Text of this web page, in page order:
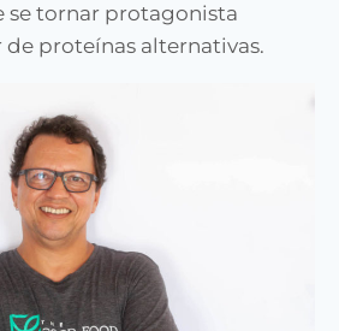
se tornar protagonista
proteínas alternativas.